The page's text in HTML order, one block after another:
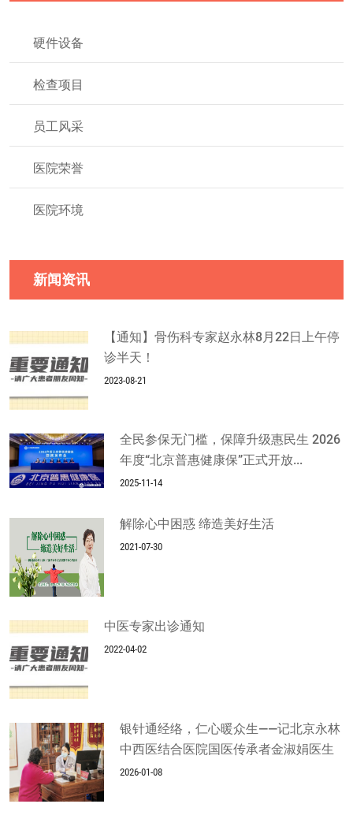
硬件设备
检查项目
员工风采
医院荣誉
医院环境
新闻资讯
【通知】骨伤科专家赵永林8月22日上午停
诊半天！
2023-08-21
全民参保无门槛，保障升级惠民生 2026
年度“北京普惠健康保”正式开放...
2025-11-14
解除心中困惑 缔造美好生活
2021-07-30
中医专家出诊通知
2022-04-02
银针通经络，仁心暖众生——记北京永林
中西医结合医院国医传承者金淑娟医生
2026-01-08